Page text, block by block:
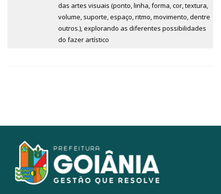
das artes visuais (ponto, linha, forma, cor, textura,
volume, suporte, espaço, ritmo, movimento, dentre
outros.), explorando as diferentes possibilidades
do fazer artístico